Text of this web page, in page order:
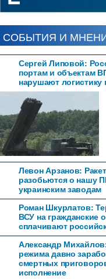
СОБЫТИЯ И
Сергей Липовой:
портам и объектам
нарушают логистику
Левон Арзанов:
разобьются о нашу
украинским заводам
Роман Шкурлатов:
ВСУ на гражданские
сплачивают
Александр
режима давно
смертных
исполнение